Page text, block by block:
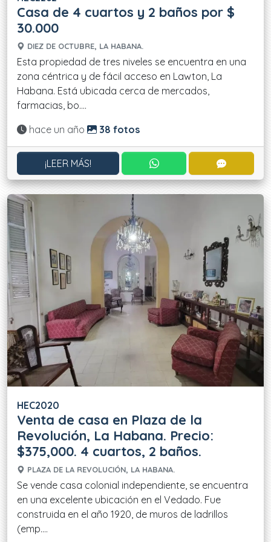
Casa de 4 cuartos y 2 baños por $
30.000
DIEZ DE OCTUBRE, LA HABANA.
Esta propiedad de tres niveles se encuentra en una
zona céntrica y de fácil acceso en Lawton, La
Habana. Está ubicada cerca de mercados,
farmacias, bo....
Actualizado:
hace un año 38 fotos
¡LEER MÁS! CONTACTAR POR
HEC2020
Venta de casa en Plaza de la
Revolución, La Habana. Precio:
$375,000. 4 cuartos, 2 baños.
PLAZA DE LA REVOLUCIÓN, LA HABANA.
Se vende casa colonial independiente, se encuentra
en una excelente ubicación en el Vedado. Fue
construida en el año 1920, de muros de ladrillos
(emp....